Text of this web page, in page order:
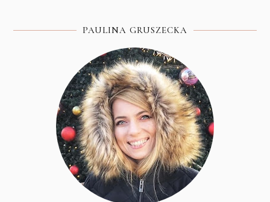
PAULINA GRUSZECKA